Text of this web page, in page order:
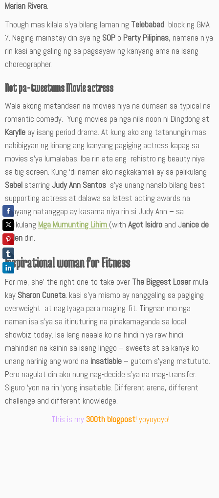
Marian Rivera.
Though mas kilala s’ya bilang laman ng Telebabad block ng GMA
7. Naging mainstay din sya ng SOP o Party Pilipinas, namana n’ya
rin kasi ang galing ng sa pagsayaw ng kanyang ama na isang
choreographer.
Not pa-tweetums Movie actress
Wala akong matandaan na movies niya na dumaan sa typical na
romantic comedy. Yung movies pa nga nila noon ni Dingdong at
Karylle ay isang period drama. At kung ako ang tatanungin mas
nabibigyan ng kinang ang kanyang pagiging actress kapag sa
movies s’ya lumalabas. Iba rin ata ang rehistro ng beauty niya
sa big screen. Kung ‘di naman ako nagkakamali ay sa pelikulang
Sabel starring Judy Ann Santos s’ya unang nanalo bilang best
supporting actress at dalawa sa latest acting awards na
kanyang natanggap ay kasama niya rin si Judy Ann – sa
pelikulang Mga Mumunting Lihim (with Agot Isidro and Janice de
Belen din.
Inspirational woman for Fitness
For me, she’ the right one to take over The Biggest Loser mula
kay Sharon Cuneta. kasi s’ya mismo ay nanggaling sa pagiging
overweight at nagtyaga para maging fit. Tingnan mo nga
naman isa s’ya sa itinuturing na pinakamaganda sa local
showbiz today. Isa lang naaala ko na hindi n’ya raw hindi
mahindian na kainin sa isang linggo – sweets at sa kanya ko
unang narinig ang word na insatiable – gutom s’yang matututo.
Pero nagulat din ako nung nag-decide s’ya na mag-transfer.
Siguro ‘yon na rin ‘yong insatiable. Different arena, different
challenge and different knowledge.
This is my 300th blogpost! yoyoyoyo!